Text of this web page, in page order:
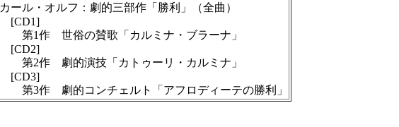
カール・オルフ：劇的三部作「勝利」（全曲）
[CD1]
第1作 世俗の賛歌「カルミナ・ブラーナ」
[CD2]
第2作 劇的演技「カトゥーリ・カルミナ」
[CD3]
第3作 劇的コンチェルト「アフロディーテの勝利」